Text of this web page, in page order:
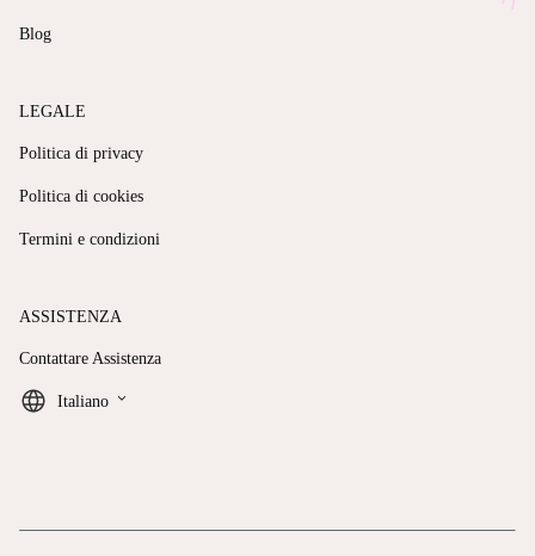
Blog
LEGALE
Politica di privacy
Politica di cookies
Termini e condizioni
ASSISTENZA
Contattare Assistenza
Italiano keyboard_arrow_down